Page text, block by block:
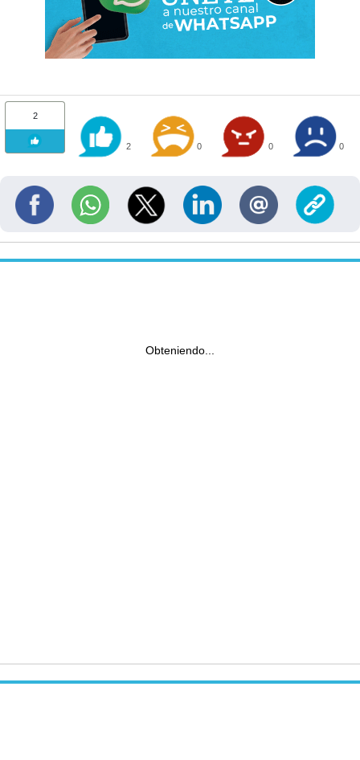
2
2 0 0 0
Obteniendo...